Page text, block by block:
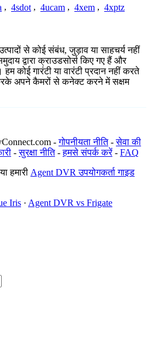
, 4sdot , 4ucam , 4xem , 4xptz
से कोई संबंध, जुड़ाव या साहचर्य नहीं
द्वारा क्राउडसोर्स किए गए हैं और
कोई गारंटी या वारंटी प्रदान नहीं करते
अपने कैमरों से कनेक्ट करने में सक्षम
-गोपनीयता नीति-सेवा की
-सुरक्षा नीति-हमसे संपर्क करें- FAQ
या हमारी Agent DVR उपयोगकर्ता गाइड
Iris · Agent DVR vs Frigate